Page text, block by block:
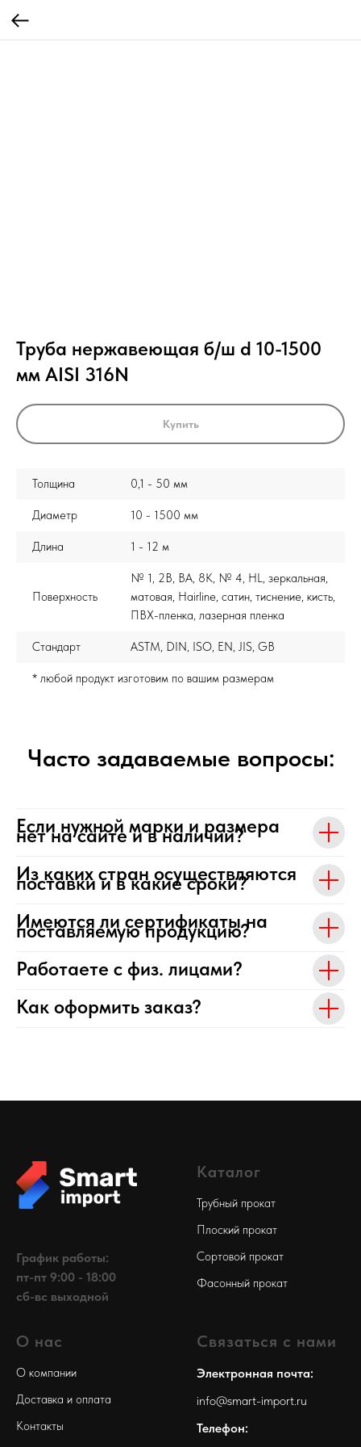
Труба нержавеющая б/ш d 10-1500
мм AISI 316N
Купить
Толщина 0,1 - 50 мм
Диаметр 10 - 1500 мм
Длина 1 - 12 м
Поверхность
№ 1, 2B, BA, 8K, № 4, HL, зеркальная,
матовая, Hairline, сатин, тиснение, кисть,
ПВХ-пленка, лазерная пленка
Стандарт ASTM, DIN, ISO, EN, JIS, GB
* любой продукт изготовим по вашим размерам
Часто задаваемые вопросы:
Если нужной марки и размера
нет на сайте и в наличии?
Из каких стран осуществляются
поставки и в какие сроки?
Имеются ли сертификаты на
поставляемую продукцию?
Работаете с физ. лицами?
Как оформить заказ?
График работы:
пт-пт 9:00 - 18:00
сб-вс выходной
Каталог
Трубный прокат
Плоский прокат
Сортовой прокат
Фасонный прокат
О нас
О компании
Доставка и оплата
Контакты
Связаться с нами
Электронная почта:
info@smart-import.ru
Телефон: